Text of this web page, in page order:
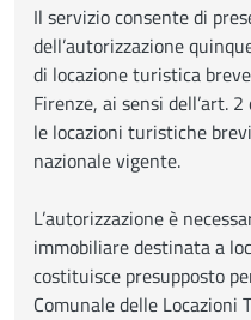
Il servizio consente di
dell’autorizzazione
di locazione turistica
Firenze, ai sensi dell’art.
le locazioni turistiche
nazionale vigente.
L’autorizzazione è
immobiliare destinata a
costituisce presupposto
Comunale delle Locazioni